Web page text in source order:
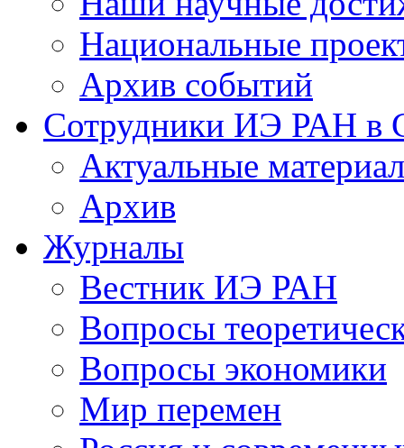
Национальные
Архив событий
Сотрудники ИЭ РАН
Актуальные
Архив
Журналы
Вестник ИЭ РАН
Вопросы
Вопросы экономики
Мир перемен